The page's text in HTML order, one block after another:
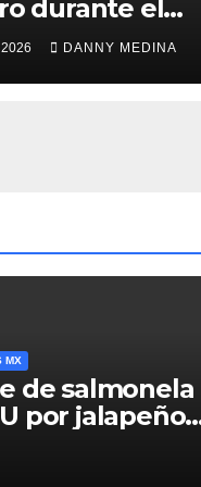
durante el
Claves para
fraudes y
imprevistos
DANNY MEDINA
MX
de salmonela
por jalapeños
deja 345
y 36